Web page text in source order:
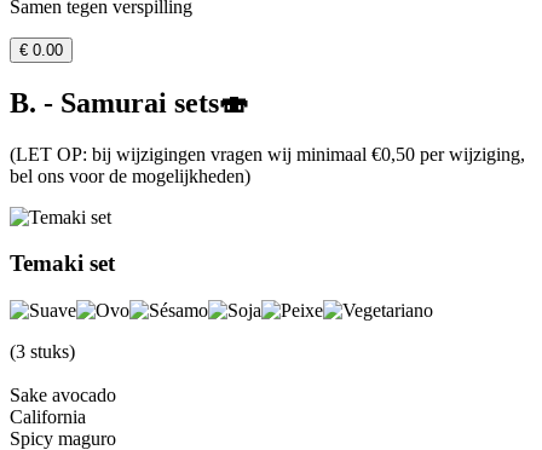
Samen tegen verspilling
€ 0.00
B. - Samurai sets🍣
(LET OP: bij wijzigingen vragen wij minimaal €0,50 per wijziging,
bel ons voor de mogelijkheden)
Temaki set
(3 stuks)
Sake avocado
California
Spicy maguro